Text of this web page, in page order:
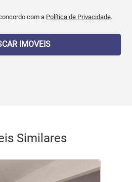
com a Política de Privacidade.
IMOVEIS
Similares